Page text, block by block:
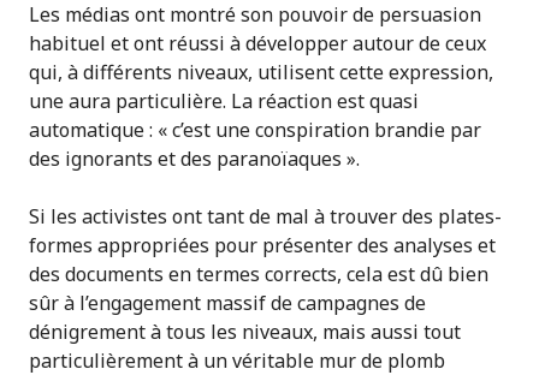
Les médias ont montré son pouvoir de persuasion
habituel et ont réussi à développer autour de ceux
qui, à différents niveaux, utilisent cette expression,
une aura particulière. La réaction est quasi
automatique : « c’est une conspiration brandie par
des ignorants et des paranoïaques ».
Si les activistes ont tant de mal à trouver des plates-
formes appropriées pour présenter des analyses et
des documents en termes corrects, cela est dû bien
sûr à l’engagement massif de campagnes de
dénigrement à tous les niveaux, mais aussi tout
particulièrement à un véritable mur de plomb